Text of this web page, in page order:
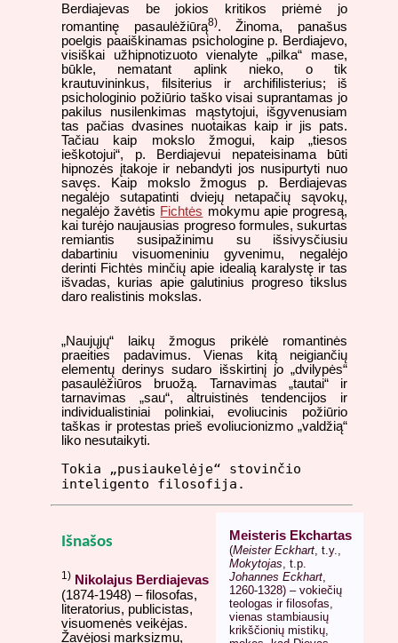
Berdiajevas be jokios kritikos priėmė jo
romantinę pasaulėžiūrą8). Žinoma, panašus
poelgis paaiškinamas psichologine p. Berdiajevo,
visiškai užhipnotizuoto vienalyte „pilka“ mase,
būkle, nematant aplink nieko, o tik
krautuvininkus, filsiterius ir archifilisterius; iš
psichologinio požiūrio taško visai suprantamas jo
pakilus nusilenkimas mąstytojui, išgyvenusiam
tas pačias dvasines nuotaikas kaip ir jis pats.
Tačiau kaip mokslo žmogui, kaip „tiesos
ieškotojui“, p. Berdiajevui nepateisinama būti
hipnozės įtakoje ir nebandyti jos nusipurtyti nuo
savęs. Kaip mokslo žmogus p. Berdiajevas
negalėjo sutapatinti dviejų netapačių sąvokų,
negalėjo žavėtis Fichtės mokymu apie progresą,
kai turėjo naujausias progreso formules, sukurtas
remiantis susipažinimu su išsivysčiusiu
dabartiniu visuomeniniu gyvenimu, negalėjo
derinti Fichtės minčių apie idealią karalystę ir tas
išvadas, kurias apie galutinius progreso tikslus
daro realistinis mokslas.
„Naujųjų“ laikų žmogus prikėlė romantinės
praeities padavimus. Vienas kitą neigiančių
elementų derinys sudaro išskirtinį jo „dvilypės“
pasaulėžiūros bruožą. Tarnavimas „tautai“ ir
tarnavimas „sau“, altruistinės tendencijos ir
individualistiniai polinkiai, evoliucinis požiūrio
taškas ir protestas prieš evoliucionizmo „valdžią“
liko nesutaikyti.
Tokia „pusiaukelėje“ stovinčio
inteligento filosofija.
Meisteris Ekchartas
(Meister Eckhart , t.y.,
Mokytojas , t.p.
Johannes Eckhart
1260-1328) – vokiečių
teologas ir filosofas,
vienas stambiausių
krikščionių mistikų,
Išnašos
1) Nikolajus Berdiajevas
(1874-1948) – filosofas,
literatorius, publicistas,
visuomenės veikėjas.
Žavėjosi marksizmu,